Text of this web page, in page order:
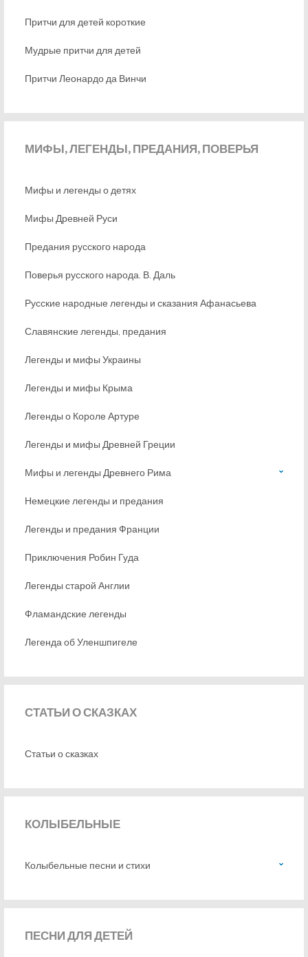
Притчи для детей короткие
Мудрые притчи для детей
Притчи Леонардо да Винчи
МИФЫ,ЛЕГЕНДЫ, ПРЕДАНИЯ, ПОВЕРЬЯ
Мифы и легенды о детях
Мифы Древней Руси
Предания русского народа
Поверья русского народа. В. Даль
Русские народные легенды и сказания Афанасьева
Славянские легенды, предания
Легенды и мифы Украины
Легенды и мифы Крыма
Легенды о Короле Артуре
Легенды и мифы Древней Греции
Мифы и легенды Древнего Рима
Немецкие легенды и предания
Легенды и предания Франции
Приключения Робин Гуда
Легенды старой Англии
Фламандские легенды
Легенда об Уленшпигеле
СТАТЬИО СКАЗКАХ
Статьи о сказках
КОЛЫБЕЛЬНЫЕ
Колыбельные песни и стихи
ПЕСНИДЛЯ ДЕТЕЙ